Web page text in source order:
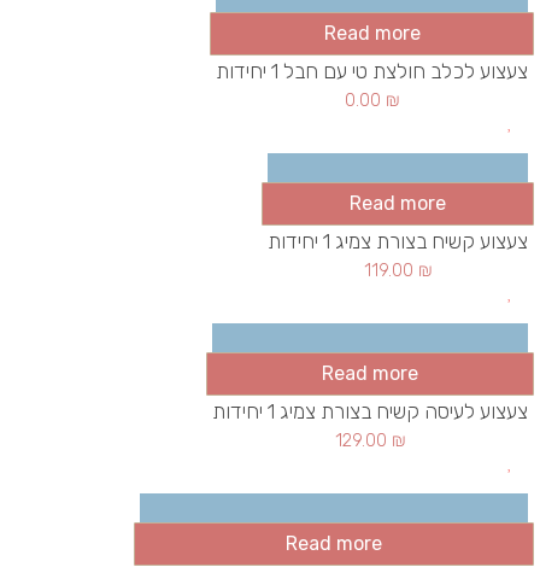
Read more
צעצוע לכלב חולצת טי עם חבל 1 יחידות
0.00 ₪
Read more
צעצוע קשיח בצורת צמיג 1 יחידות
119.00 ₪
Read more
צעצוע לעיסה קשיח בצורת צמיג 1 יחידות
129.00 ₪
Read more